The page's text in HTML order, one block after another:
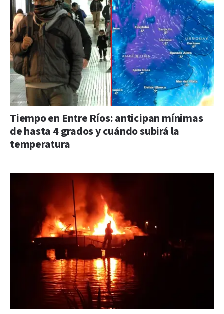
Tiempo en Entre Ríos: anticipan mínimas
de hasta 4 grados y cuándo subirá la
temperatura